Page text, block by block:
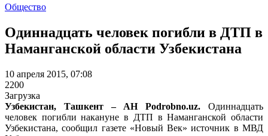
Общество
Одиннадцать человек погибли в ДТП в
Наманганской области Узбекистана
10 апреля 2015, 07:08
2200
Загрузка
Узбекистан, Ташкент – АН Podrobno.uz. Одиннадцать
человек погибли накануне в ДТП в Наманганской области
Узбекистана, сообщил газете «Новый Век» источник в МВД